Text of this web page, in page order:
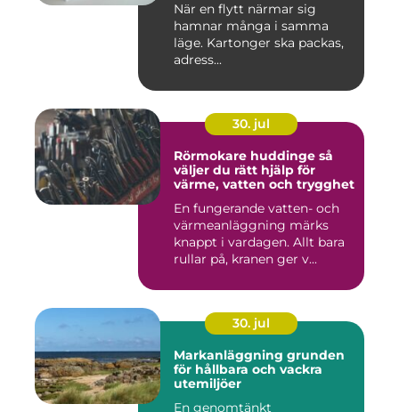
När en flytt närmar sig
hamnar många i samma
läge. Kartonger ska packas,
adress...
30. jul
Rörmokare huddinge så
väljer du rätt hjälp för
värme, vatten och trygghet
En fungerande vatten- och
värmeanläggning märks
knappt i vardagen. Allt bara
rullar på, kranen ger v...
30. jul
Markanläggning grunden
för hållbara och vackra
utemiljöer
En genomtänkt